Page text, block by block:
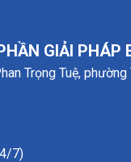
GIẢI PHÁP
Trọng Tuệ, phường
7)